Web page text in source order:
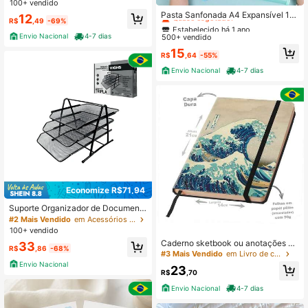
100+ vendido
R$12 ,49 -69%
Envio Nacional
4-7 dias
Economize R$71,94
Suporte Organizador de Document
os Papel A4 com 3 Bandejas Preto
#2 Mais Vendido
em Acessórios De Mesa De Escritório
100+ vendido
R$33 ,86 -68%
Envio Nacional
Pasta Sanfonada A4 Expansível 12
Divisórias Organizador de Docume
ntos Colorida
Quase esgotado!
Estabelecido há 1 ano
Quase esgotado!
Estabelecido há 1 ano
Quase esgotado!
Estabelecido há 1 ano
Quase esgotado!
500+ vendido
R$15 ,64 -55%
Envio Nacional
4-7 dias
Caderno sketbook ou anotações A
RTES Orientais
#3 Mais Vendido em Livro de cópia
R$23 ,70
Envio Nacional
4-7 dias